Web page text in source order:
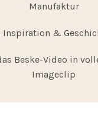
Manufaktur
Inspiration &
Beske-Video in
Imageclip